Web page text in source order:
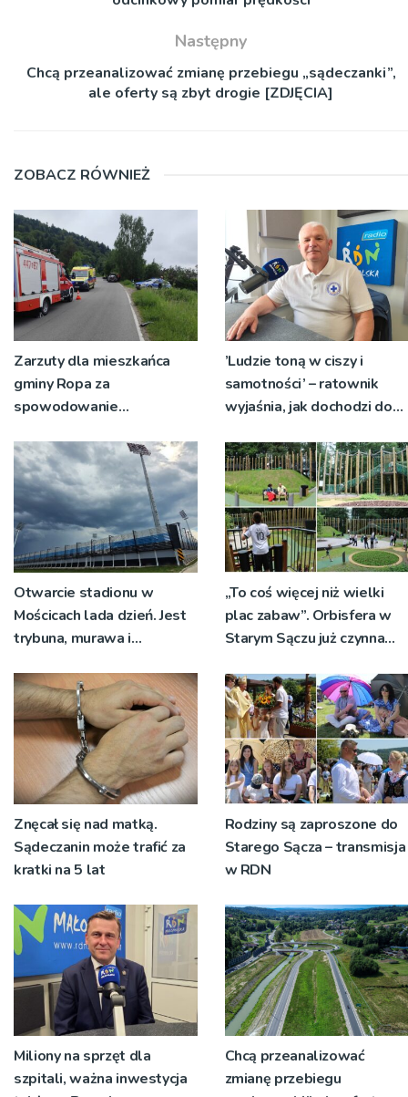
Następny
Chcą przeanalizować zmianę przebiegu „sądeczanki”,
ale oferty są zbyt drogie [ZDJĘCIA]
ZOBACZ RÓWNIEŻ
Zarzuty dla mieszkańca
gminy Ropa za
spowodowanie
drogowego
’Ludzie toną w ciszy i
samotności’ – ratownik
wyjaśnia, jak dochodzi do
Otwarcie stadionu w
Mościcach lada dzień. Jest
trybuna, murawa i
„To coś więcej niż wielki
plac zabaw”. Orbisfera w
Starym Sączu już czynna
Znęcał się nad matką.
Sądeczanin może trafić za
kratki na 5 lat
Rodziny są zaproszone do
Starego Sącza – transmisja
w RDN
Miliony na sprzęt dla
szpitali, ważna inwestycja
Chcą przeanalizować
zmianę przebiegu